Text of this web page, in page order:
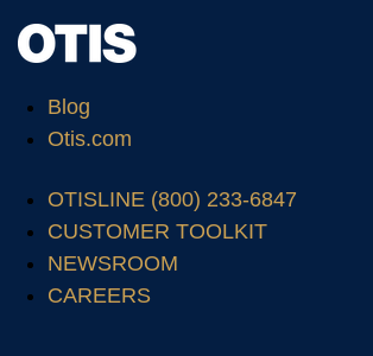
Blog
Otis.com
OTISLINE (800) 233-6847
CUSTOMER TOOLKIT
NEWSROOM
CAREERS